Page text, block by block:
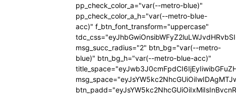
pp_check_color_a="var(--metro-blue)"
pp_check_color_a_h="var(--metro-blue-
acc)" f_btn_font_transform="uppercase"
msg_succ_radius="2" btn_bg="var(--metro-
blue)" btn_bg_h="var(--metro-blue-acc)"